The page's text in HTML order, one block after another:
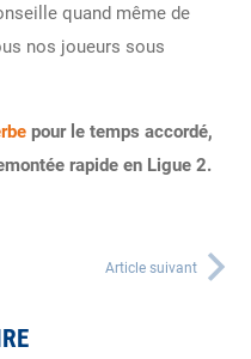
quand même de
nos joueurs sous
pour le temps accordé,
rapide en Ligue 2.
Article suivant